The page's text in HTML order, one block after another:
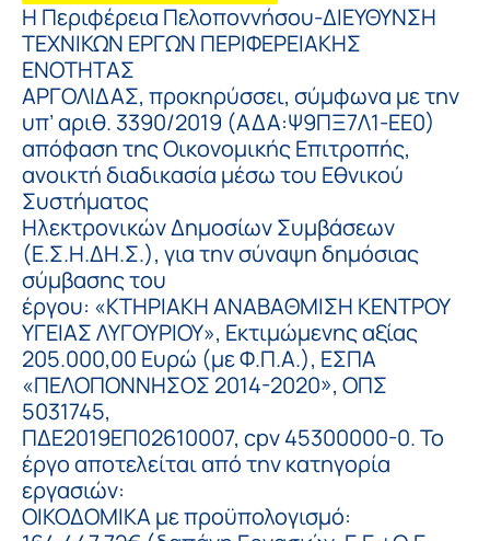
Η Περιφέρεια Πελοποννήσου-ΔΙΕΥΘΥΝΣΗ
ΤΕΧΝΙΚΩΝ ΕΡΓΩΝ ΠΕΡΙΦΕΡΕΙΑΚΗΣ
ΕΝΟΤΗΤΑΣ
ΑΡΓΟΛΙΔΑΣ, προκηρύσσει, σύμφωνα με την
υπ’ αριθ. 3390/2019 (ΑΔΑ:Ψ9ΠΞ7Λ1-ΕΕ0)
απόφαση της Οικονομικής Επιτροπής,
ανοικτή διαδικασία μέσω του Εθνικού
Συστήματος
Ηλεκτρονικών Δημοσίων Συμβάσεων
(Ε.Σ.Η.ΔΗ.Σ.), για την σύναψη δημόσιας
σύμβασης του
έργου: «ΚΤΗΡΙΑΚΗ ΑΝΑΒΑΘΜΙΣΗ ΚΕΝΤΡΟΥ
ΥΓΕΙΑΣ ΛΥΓΟΥΡΙΟΥ», Εκτιμώμενης αξίας
205.000,00 Ευρώ (με Φ.Π.Α.), ΕΣΠΑ
«ΠΕΛΟΠΟΝΝΗΣΟΣ 2014-2020», ΟΠΣ
5031745,
ΠΔΕ2019ΕΠ02610007, cpv 45300000-0. Το
έργο αποτελείται από την κατηγορία
εργασιών:
ΟΙΚΟΔΟΜΙΚΑ με προϋπολογισμό: